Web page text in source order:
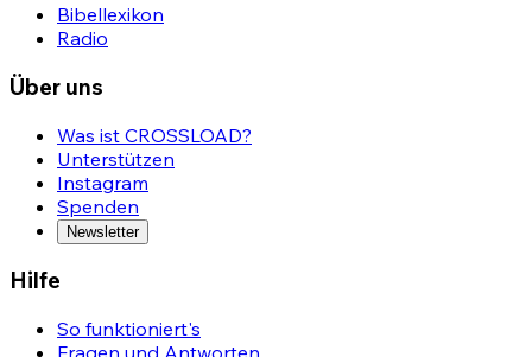
Bibellexikon
Radio
Über uns
Was ist CROSSLOAD?
Unterstützen
Instagram
Spenden
Newsletter
Hilfe
So funktioniert's